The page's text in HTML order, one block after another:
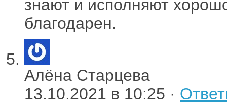
знают и исполняют
благодарен.
Алёна Старцева
13.10.2021 в 10:25 ·